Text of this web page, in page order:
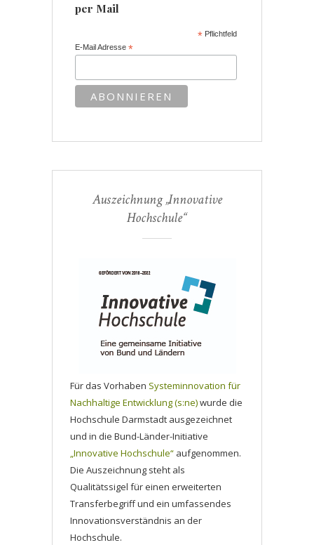
per Mail
* Pflichtfeld
E-Mail Adresse*
Auszeichnung „Innovative
Hochschule“
Für das Vorhaben Systeminnovation für
Nachhaltige Entwicklung (s:ne)wurde die
Hochschule Darmstadt ausgezeichnet
und in die Bund-Länder-Initiative
„Innovative Hochschule“ aufgenommen.
Die Auszeichnung steht als
Qualitätssigel für einen erweiterten
Transferbegriff und ein umfassendes
Innovationsverständnis an der
Hochschule.